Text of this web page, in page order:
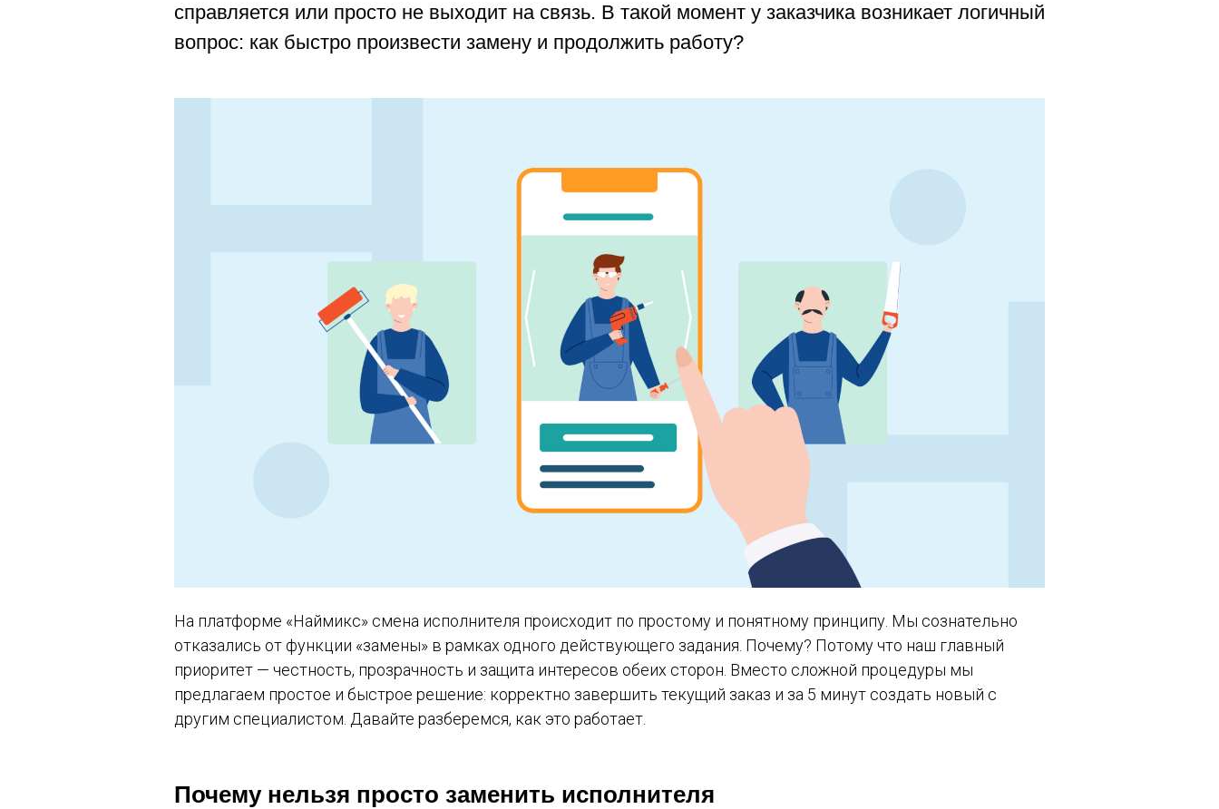
справляется или просто не выходит на связь. В такой момент у заказчика возникает логичный
вопрос: как быстро произвести замену и продолжить работу?
На платформе «Наймикс» смена исполнителя происходит по простому и понятному принципу. Мы сознательно
отказались от функции «замены» в рамках одного действующего задания. Почему? Потому что наш главный
приоритет — честность, прозрачность и защита интересов обеих сторон. Вместо сложной процедуры мы
предлагаем простое и быстрое решение: корректно завершить текущий заказ и за 5 минут создать новый с
другим специалистом. Давайте разберемся, как это работает.
Почему нельзя просто заменить исполнителя